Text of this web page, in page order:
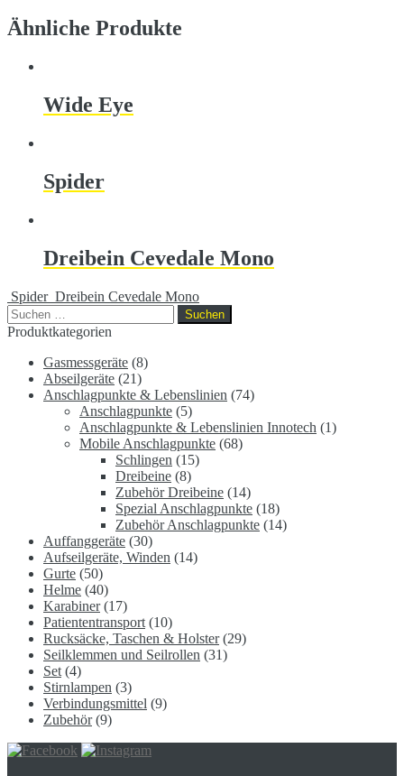
Ähnliche Produkte
Wide Eye
Spider
Dreibein Cevedale Mono
Spider Dreibein Cevedale Mono
Suchen
nach:
Produktkategorien
Gasmessgeräte (8)
Abseilgeräte (21)
Anschlagpunkte & Lebenslinien (74)
Anschlagpunkte (5)
Anschlagpunkte & Lebenslinien Innotech (1)
Mobile Anschlagpunkte (68)
Schlingen (15)
Dreibeine (8)
Zubehör Dreibeine (14)
Spezial Anschlagpunkte (18)
Zubehör Anschlagpunkte (14)
Auffanggeräte (30)
Aufseilgeräte, Winden (14)
Gurte (50)
Helme (40)
Karabiner (17)
Patiententransport (10)
Rucksäcke, Taschen & Holster (29)
Seilklemmen und Seilrollen (31)
Set (4)
Stirnlampen (3)
Verbindungsmittel (9)
Zubehör (9)